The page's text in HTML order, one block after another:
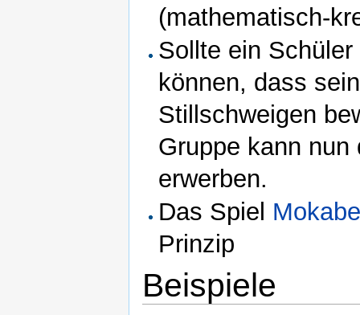
(mathematisch-
Sollte ein
können, dass
Stillschweigen
Gruppe kann
erwerben.
Das Spiel
Prinzip
Beispiele